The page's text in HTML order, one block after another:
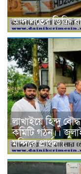
আদালতের ডিক্রি
লাখাইয়ে হিন্দু
কমিটি গঠন।।
মন্দিরে প্রার্থনা।